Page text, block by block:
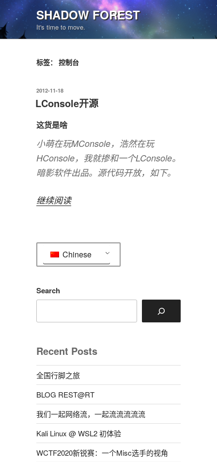
至
内
容
SHADOW FOREST
It's time to move.
标签： 控制台
发
布
于
2012-11-18
LConsole开源
这货是啥
小萌在玩MConsole，浩然在玩
HConsole，我就掺和一个LConsole。
暗影软件出品。源代码开放，如下。
继续阅读“LConsole
Chinese
Search
Recent Posts
全国行脚之旅
BLOG REST@RT
我们一起网络流，一起流流流流流
Kali Linux @ WSL2 初体验
WCTF2020新锐赛：一个Misc选手的视角